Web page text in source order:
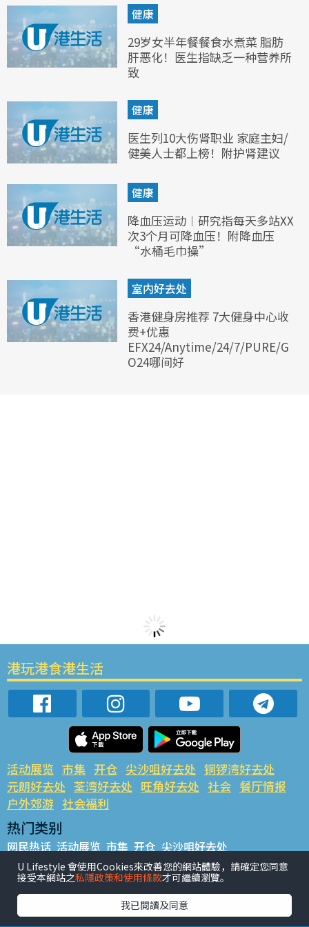
健康
29岁女半年餐餐食水煮菜 脂肪
肝恶化！医生指缺乏一种营养所
致
健康
医生列10大伤肾职业 家庭主妇/
健美人士都上榜！附护肾建议
健康
降血压运动︱研究指每天多站XX
次3个月可降血压！附降血压
“水桶毛巾操”
室内好去处
香港健身房推荐 7大健身中心收
费+优惠
EFX24/Anytime/24/7/PURE/G
O24哪间好
港玩港食港生活
活动展览 市集 开仓 尖沙咀好去处 铜锣湾好去处
元朗好去处 荃湾好去处 旺角好去处 社会 餐厅情报
户外郊游 社会福利
热门类别
网民热话 活动展览 市集 开仓 尖沙咀好去处
铜锣湾好去处 元朗好去处 荃湾好去处 旺角好去处 社会
餐厅情报 户外郊游
热门标签
#UGO揾好去处 #人气活动推介 #美食社群热话
U Lifestyle 會使用Cookies來改善您的網站體驗，請確定您同意
接受本網站之私隱政策和使用條款才可繼續瀏覽。
我已閱讀及同意